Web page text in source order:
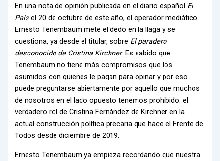
En una nota de opinión publicada en el diario español El
País el 20 de octubre de este año, el operador mediático
Ernesto Tenembaum mete el dedo en la llaga y se
cuestiona, ya desde el titular, sobre El paradero
desconocido de Cristina Kirchner. Es sabido que
Tenembaum no tiene más compromisos que los
asumidos con quienes le pagan para opinar y por eso
puede preguntarse abiertamente por aquello que muchos
de nosotros en el lado opuesto tenemos prohibido: el
verdadero rol de Cristina Fernández de Kirchner en la
actual construcción política precaria que hace el Frente de
Todos desde diciembre de 2019.
Ernesto Tenembaum ya empieza recordando que nuestra